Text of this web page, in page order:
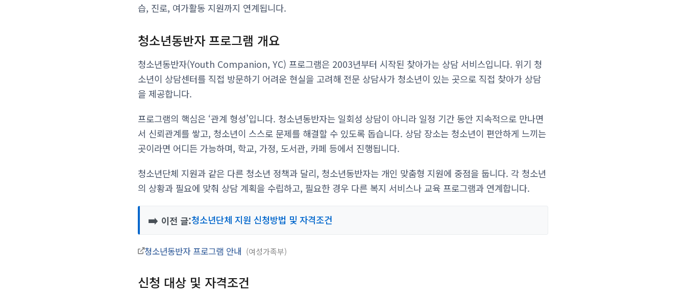
습, 진로, 여가활동 지원까지 연계됩니다.
청소년동반자 프로그램 개요
청소년동반자(Youth Companion, YC) 프로그램은 2003년부터 시작된 찾아가는 상담 서비스입니다. 위기 청
소년이 상담센터를 직접 방문하기 어려운 현실을 고려해 전문 상담사가 청소년이 있는 곳으로 직접 찾아가 상담
을 제공합니다.
프로그램의 핵심은 ‘관계 형성’입니다. 청소년동반자는 일회성 상담이 아니라 일정 기간 동안 지속적으로 만나면
서 신뢰관계를 쌓고, 청소년이 스스로 문제를 해결할 수 있도록 돕습니다. 상담 장소는 청소년이 편안하게 느끼는
곳이라면 어디든 가능하며, 학교, 가정, 도서관, 카페 등에서 진행됩니다.
청소년단체 지원과 같은 다른 청소년 정책과 달리, 청소년동반자는 개인 맞춤형 지원에 중점을 둡니다. 각 청소년
의 상황과 필요에 맞춰 상담 계획을 수립하고, 필요한 경우 다른 복지 서비스나 교육 프로그램과 연계합니다.
➡️ 이전 글:청소년단체 지원 신청방법 및 자격조건
청소년동반자 프로그램 안내 여성가족부
신청 대상 및 자격조건